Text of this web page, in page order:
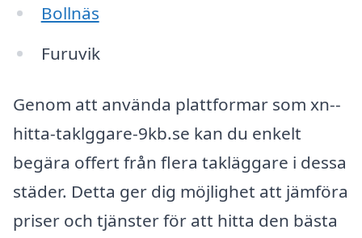
Bollnäs
Furuvik
Genom att använda plattformar som xn--
hitta-taklggare-9kb.se kan du enkelt
begära offert från flera takläggare i dessa
städer. Detta ger dig möjlighet att jämföra
priser och tjänster för att hitta den bästa